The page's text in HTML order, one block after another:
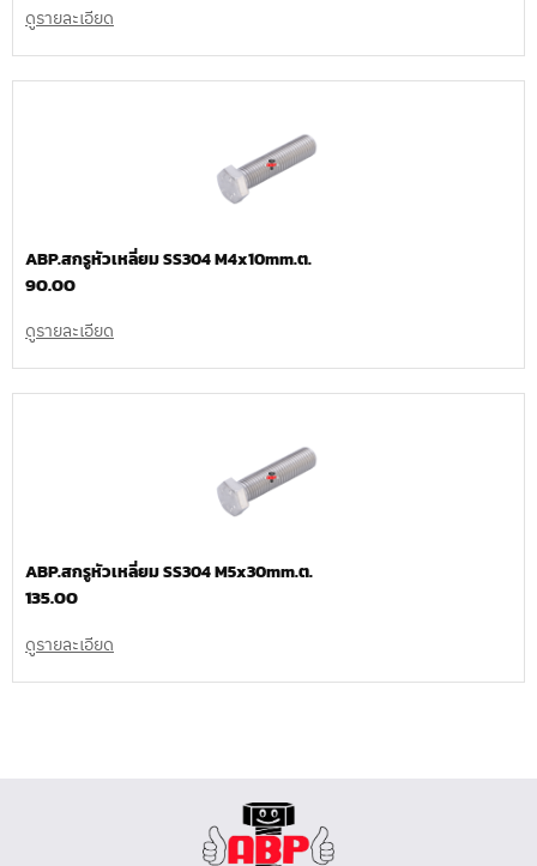
ดูรายละเอียด
ABP.สกรูหัวเหลี่ยม SS304 M4x10mm.ต.
90.00
ดูรายละเอียด
ABP.สกรูหัวเหลี่ยม SS304 M5x30mm.ต.
135.00
ดูรายละเอียด